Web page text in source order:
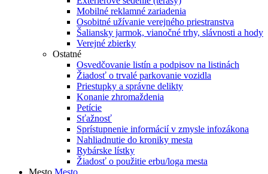
Mobilné reklamné zariadenia
Osobitné užívanie verejného priestranstva
Šaliansky jarmok, vianočné trhy, slávnosti a hody
Verejné zbierky
Ostatné
Osvedčovanie listín a podpisov na listinách
Žiadosť o trvalé parkovanie vozidla
Priestupky a správne delikty
Konanie zhromaždenia
Petície
Sťažnosť
Sprístupnenie informácií v zmysle infozákona
Nahliadnutie do kroniky mesta
Rybárske lístky
Žiadosť o použitie erbu/loga mesta
Mesto Mesto